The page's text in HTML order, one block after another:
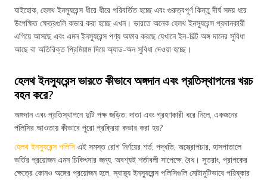
যাইহোক, হেলথ ইনস্যুরেন্স ধীরে ধীরে পরিবর্তিত হচ্ছে এবং গুরুত্বপূর্ণ কিন্তু দীর্ঘ সময় ধরে
উপেক্ষিত ক্ষেত্রগুলি কভার করা হচ্ছে এখন। ভারতে অনেক হেলথ ইনস্যুরেন্স প্রদানকারী
এগিয়ে আসছে এবং এমন ইনস্যুরেন্স পণ্য অফার করছে যেখানে ইন-বিল্ট অঙ্গ দানের সুবিধা
আছে বা অতিরিক্ত প্রিমিয়াম দিয়ে অ্যাড-অন সুবিধা দেওয়া হচ্ছে।
হেলথ ইনস্যুরেন্স ভারতে কীভাবে অঙ্গদান এবং প্রতিস্থাপনের খরচ
বহন করে?
অঙ্গদান এবং প্রতিস্থাপনে দুটি পক্ষ জড়িত: দাতা এবং গ্রহণকারী ধরে নিলে, একজনের
পলিসির আওতায় কীভাবে পুরো প্রক্রিয়া কভার করা হয়?
হেলথ ইনস্যুরেন্স পলিসি এই সমস্ত রোগ নির্ণয়ের শর্ত, পদ্ধতি, অস্ত্রোপচার, হাসপাতালে
ভর্তির প্রয়োজন এমন চিকিৎসার জন্য, অবশ্যই শর্তাবলী সাপেক্ষে, বৈধ। সুতরাং, প্রাপকের
ক্ষেত্রে কোনও অঙ্গের প্রয়োজন হলে, স্বাস্থ্য ইনস্যুরেন্স পলিসিগুলি মোটামুটিভাবে পরিষ্কার